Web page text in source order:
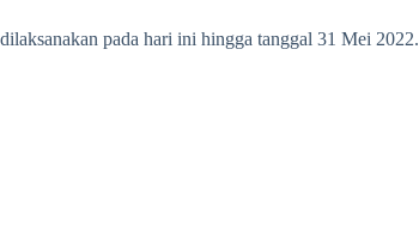
pada hari ini hingga tanggal 31 Mei 2022.